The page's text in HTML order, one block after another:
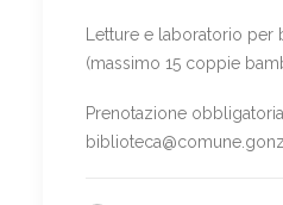
Letture e laboratorio
(massimo 15 coppie
Prenotazione